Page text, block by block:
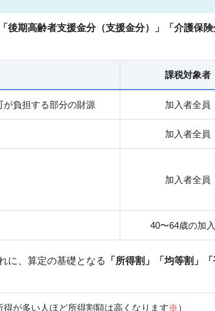
後期高齢者支援金分（支援金分）」「介護保
課税対象者
が負担する部分の財源 加入者全員
加入者全員
加入者全員
40〜64歳の加
に、算定の基礎となる
「所得割」「均等割」
が多い人ほど所得割額は高くなります※ ）